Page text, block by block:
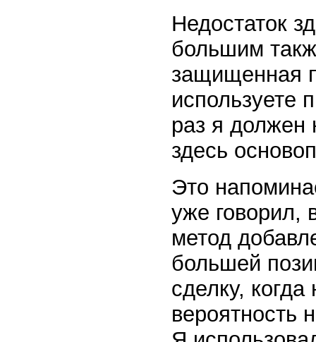
Недостаток
большим
защищенная
используете
раз я должен
здесь
Это
уже говорил,
метод
большей
сделку,
вероятность